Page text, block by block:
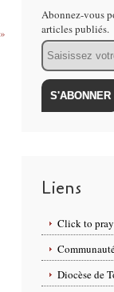
Abonnez-vous
articles publiés.
Email
Liens
Click to pray
Diocèse de